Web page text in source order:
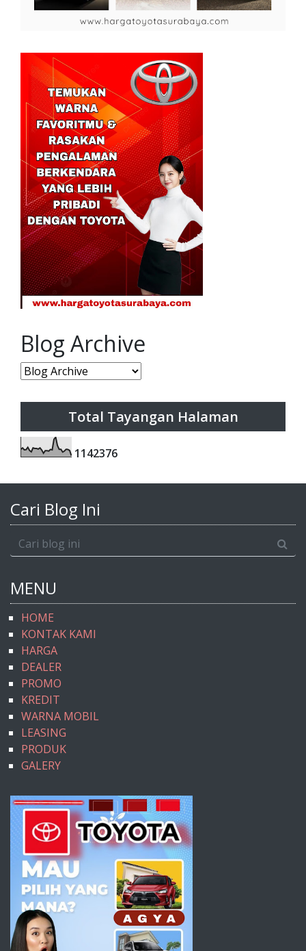
Blog Archive
Total Tayangan Halaman
1142376
Cari Blog Ini
MENU
HOME
KONTAK KAMI
HARGA
DEALER
PROMO
KREDIT
WARNA MOBIL
LEASING
PRODUK
GALERY